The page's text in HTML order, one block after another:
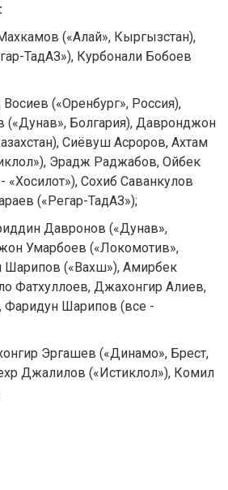
(«Алай», Кыргызстан),
ТадАЗ»), Курбонали Бобоев
(«Оренбург», Россия),
(«Дунав», Болгария), Давронджон
Сиёвуш Асроров, Ахтам
Эрадж Раджабов, Ойбек
Сохиб Саванкулов
(«Регар-ТадАЗ»);
Давронов («Дунав»,
Умарбоев («Локомотив»,
Шарипов («Вахш»), Амирбек
Фатхуллоев, Джахонгир Алиев,
Шарипов (все -
Эргашев («Динамо», Брест,
Джалилов («Истиклол»), Комил